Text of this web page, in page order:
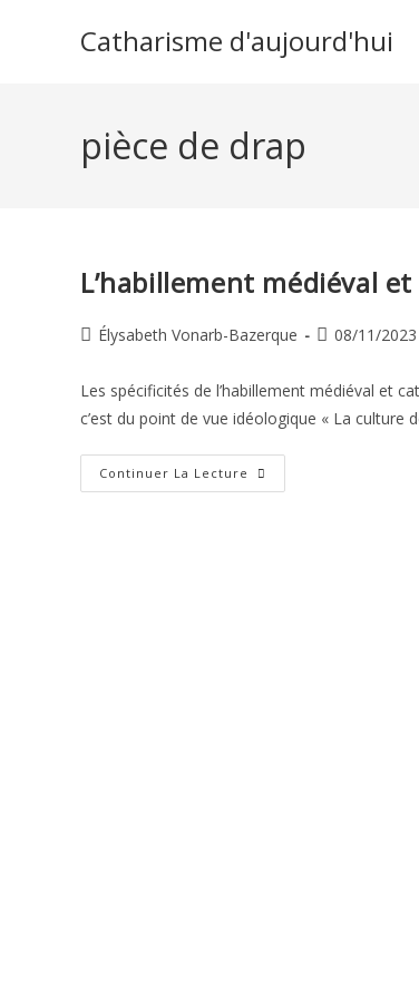
Catharisme d'aujourd'hui
pièce de drap
L’habillement médiéval
Auteur/autrice
la
publication :
Élysabeth Vonarb-Bazerque
Publication
08/11/2023
Les spécificités de l’habillement médiéval et
c’est du point de vue idéologique « La culture
Continuer La Lecture L’habillement
Médiéval